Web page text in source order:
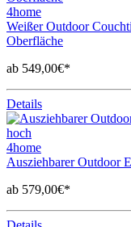
4home
Weißer Outdoor
Oberfläche
ab 549,00€*
Details
4home
Ausziehbarer Outdoor
ab 579,00€*